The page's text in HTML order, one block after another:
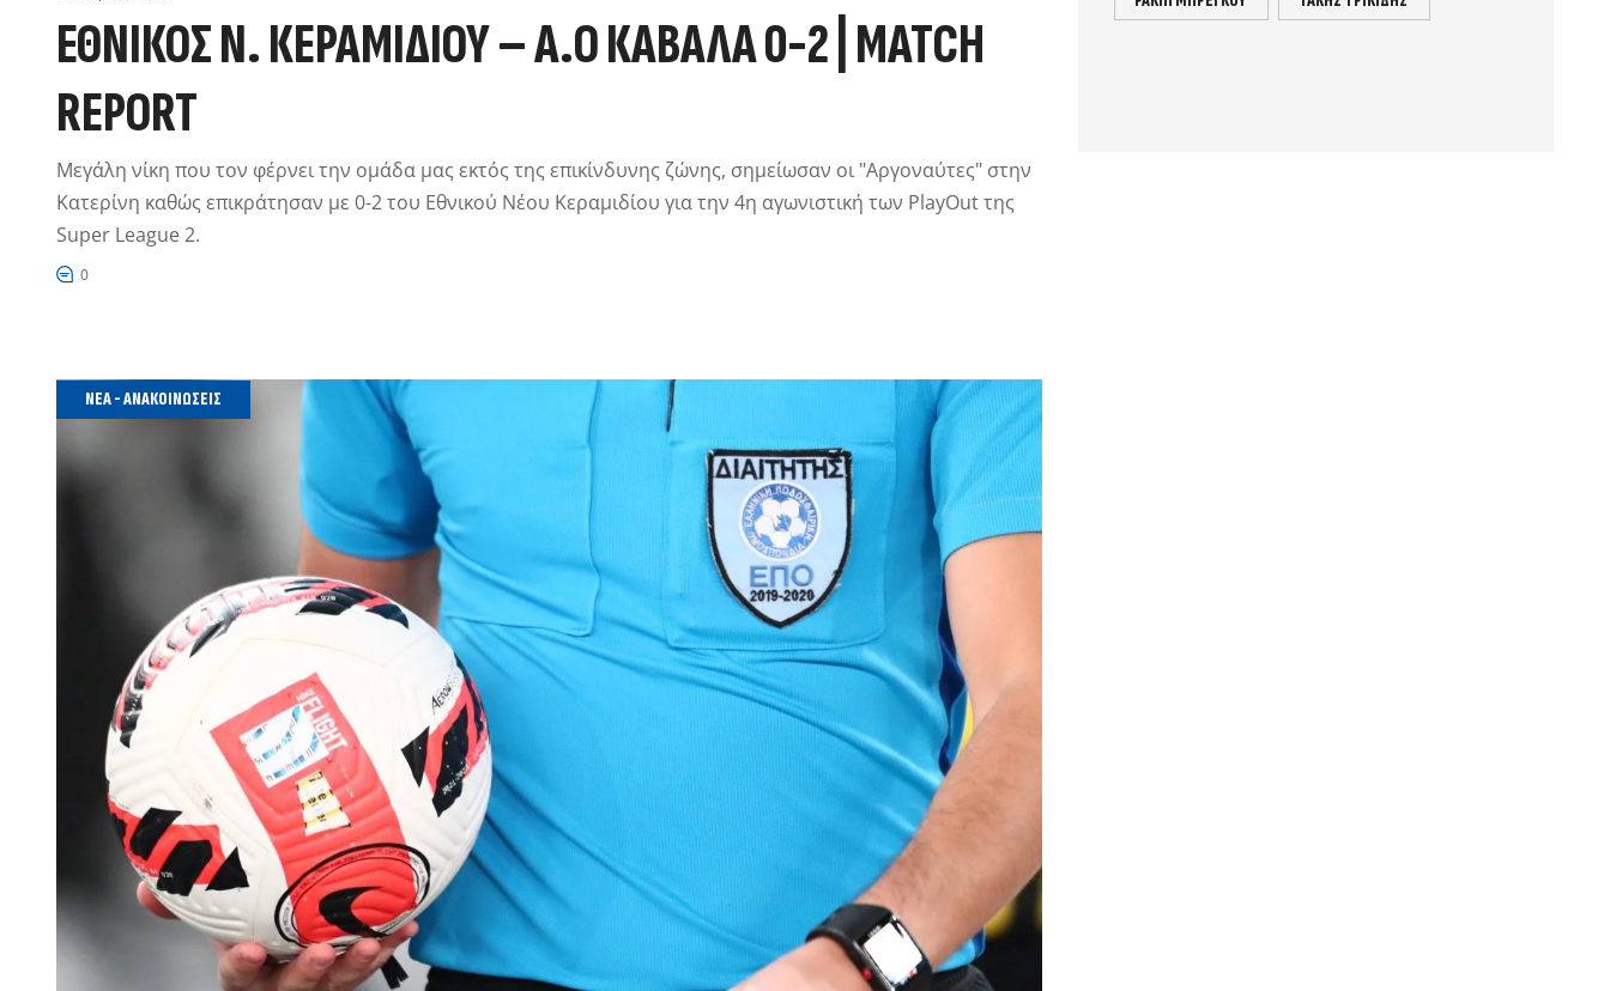
ΕΘΝΙΚΌΣ Ν. ΚΕΡΑΜΙΔΊΟΥ – Α.Ο ΚΑΒΆΛΑ 0-2 | MATCH
REPORT
Μεγάλη νίκη που τον φέρνει την ομάδα μας εκτός της επικίνδυνης ζώνης, σημείωσαν οι "Αργοναύτες" στην
Κατερίνη καθώς επικράτησαν με 0-2 του Εθνικού Νέου Κεραμιδίου για την 4η αγωνιστική των PlayOut της
Super League 2.
0
ΝΈΑ - ΑΝΑΚΟΙΝΏΣΕΙΣ